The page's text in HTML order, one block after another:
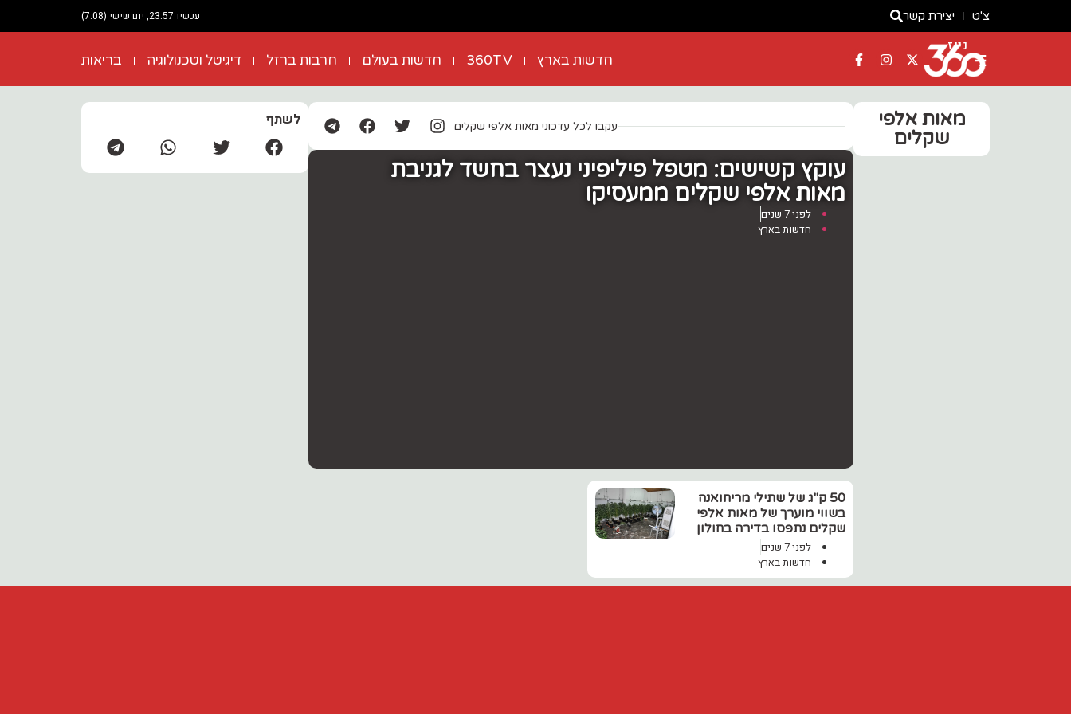
צ'ט יצירת קשר עכשיו 23:57, יום שישי (7.08)
ניוז
חדשות בארץ 360TV חדשות בעולם חרבות ברזל דיגיטל וטכנולוגיה בריאות
מאות אלפי
שקלים
עקבו לכל עדכוני מאות אלפי שקלים
עוקץ קשישים: מטפל פיליפיני נעצר בחשד לגניבת
מאות אלפי שקלים ממעסיקו
לפני 7 שנים
חדשות בארץ
50 ק"ג של שתילי מריחואנה
בשווי מוערך של מאות אלפי
שקלים נתפסו בדירה בחולון
לפני 7 שנים
חדשות בארץ
לשתף